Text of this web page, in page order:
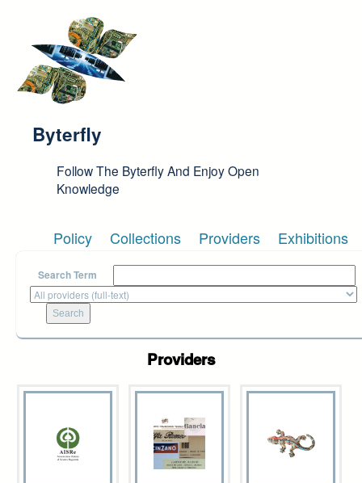
Byterfly
Follow The Byterfly And Enjoy Open
Knowledge
Policy Collections Providers Exhibitions
Search Term
Providers